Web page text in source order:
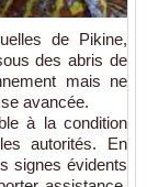
de Pikine,
des abris de
mais ne
avancée.
à la condition
autorités. En
signes évidents